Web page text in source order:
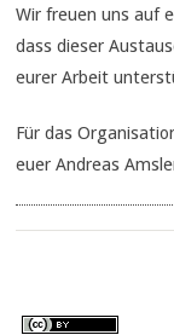
Wir freuen uns auf
dass dieser
eurer Arbeit
Für das
euer Andreas